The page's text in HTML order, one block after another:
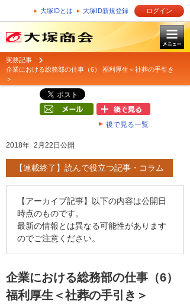
大塚IDとは 大塚ID新規登録 ログイン
実務記事
企業における総務部の仕事（6） 福利厚生＜社葬の手引き
＞
後で見る一覧
2018年 2月22日公開
【連載終了】読んで役立つ記事・コラム
【アーカイブ記事】以下の内容は公開日
時点のものです。
最新の情報とは異なる可能性があります
のでご注意ください。
企業における総務部の仕事（6）
福利厚生＜社葬の手引き＞